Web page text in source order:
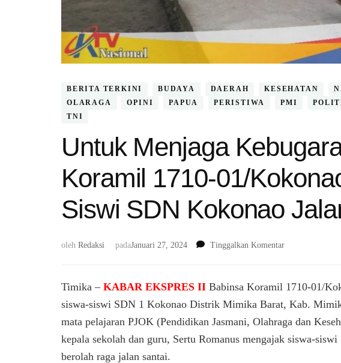
BERITA TERKINI BUDAYA DAERAH KESEHATAN
OLARAGA
OPINI PAPUA PERISTIWA PMI
TNI
Untuk Menjaga
Koramil 1710-01/
Siswi SDN Kokonao
oleh Redaksi padaJanuari 27, 2024 Tinggalkan Komentarpada
Kebugaran,
Koramil
1710-
Ajak
Timika – KABAR EKSPRES II Babinsa Koramil 1710-01/
siswa-siswi SDN 1 Kokonao Distrik Mimika Barat, Kab.
mata pelajaran PJOK (Pendidikan Jasmani, Olahraga dan
kepala sekolah dan guru, Sertu Romanus mengajak siswa-
berolah raga jalan santai.